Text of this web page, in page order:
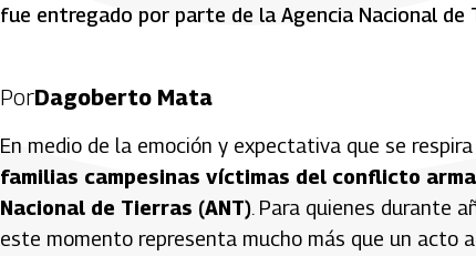
fue entregado por parte de la Agencia Nacional de
PorDagoberto Mata
En medio de la emoción y expectativa que se
familias campesinas víctimas del conflicto
Nacional de Tierras (ANT). Para quienes durante
este momento representa mucho más que un acto